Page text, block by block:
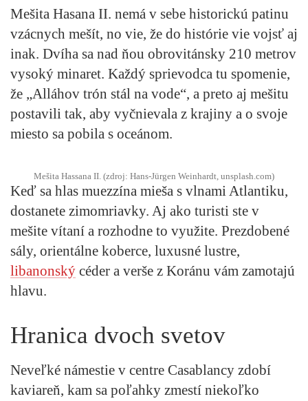
Mešita Hasana II. nemá v sebe historickú patinu
vzácnych mešít, no vie, že do histórie vie vojsť aj
inak. Dvíha sa nad ňou obrovitánsky 210 metrov
vysoký minaret. Každý sprievodca tu spomenie,
že „Alláhov trón stál na vode“, a preto aj mešitu
postavili tak, aby vyčnievala z krajiny a o svoje
miesto sa pobila s oceánom.
Mešita Hassana II. (zdroj: Hans-Jürgen Weinhardt, unsplash.com)
Keď sa hlas muezzína mieša s vlnami Atlantiku,
dostanete zimomriavky. Aj ako turisti ste v
mešite vítaní a rozhodne to využite. Prezdobené
sály, orientálne koberce, luxusné lustre,
libanonský céder a verše z Koránu vám zamotajú
hlavu.
Hranica dvoch svetov
Neveľké námestie v centre Casablancy zdobí
kaviareň, kam sa poľahky zmestí niekoľko